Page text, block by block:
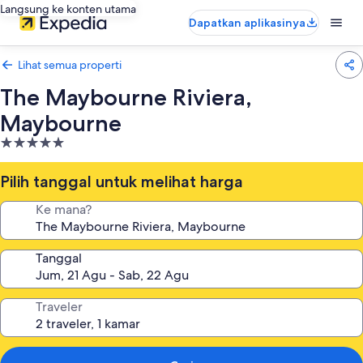
Langsung ke konten utama
Dapatkan aplikasinya
Lihat semua properti
The Maybourne Riviera,
Maybourne
Properti
bintang
5.0
Pilih tanggal untuk melihat harga
Ke mana?
Tanggal
Traveler